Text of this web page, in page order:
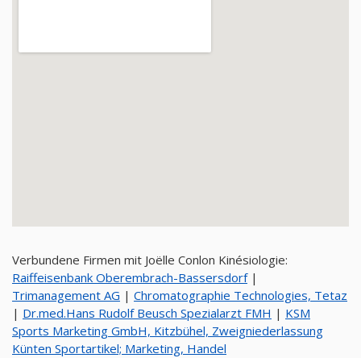
Verbundene Firmen mit Joëlle Conlon Kinésiologie:
Raiffeisenbank Oberembrach-Bassersdorf|
Trimanagement AG | Chromatographie Technologies, Tetaz
| Dr.med.Hans Rudolf Beusch Spezialarzt FMH | KSM
Sports Marketing GmbH, Kitzbühel, Zweigniederlassung
Künten Sportartikel; Marketing, Handel